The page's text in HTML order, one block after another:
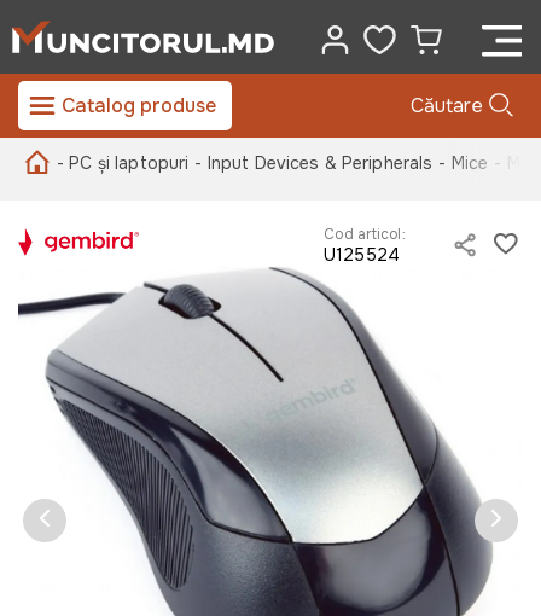
Catalog produse Căutare
- PC și laptopuri - Input Devices & Peripherals - Mice -
Cod articol:
U125524